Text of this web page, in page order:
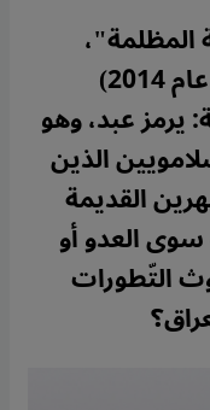
المظلمة"،
جاءت أيضًا روايتك (الصادرة عام 2014)
يرمز عبد، وهو
الذين
القديمة
سوى العدو أو
التّطورات